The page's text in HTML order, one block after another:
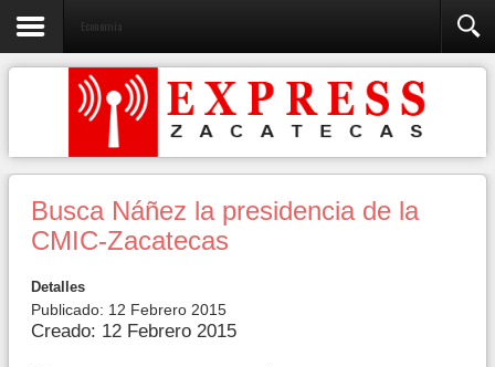
Economía
Busca Náñez la presidencia de la
CMIC-Zacatecas
Detalles
Publicado: 12 Febrero 2015
Creado: 12 Febrero 2015